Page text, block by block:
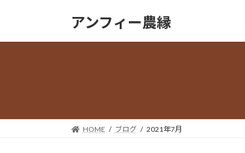
ッ
移
アンフィー農縁
HOME ブログ 2021年7月